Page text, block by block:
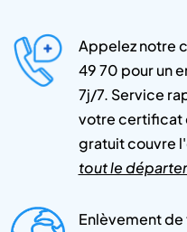
Appelez notre
49 70 pour un
7j/7. Service
votre certificat
gratuit couvre
tout le
Enlèvement